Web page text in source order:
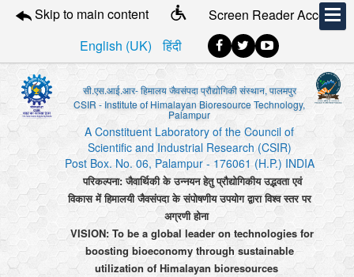
Skip to main content
Screen Reader Access
English (UK)
हिंदी
सी.एस.आई.आर- हिमालय जैवसंपदा प्रौद्योगिकी संस्थान, पालमपुर
CSIR - Institute of Himalayan Bioresource Technology,
Palampur
A Constituent Laboratory of the Council of
Scientific and Industrial Research (CSIR)
Post Box. No. 06, Palampur - 176061 (H.P.) INDIA
परिकल्पना: जैवार्थिकी के उन्नयन हेतु प्रौद्योगिकीय उद्भवता एवं
विकास में हिमालयी जैवसंपदा के संपोषणीय उपयोग द्वारा विश्व स्तर पर
अग्रणी होना
VISION: To be a global leader on technologies for
boosting bioeconomy through sustainable
utilization of Himalayan bioresources